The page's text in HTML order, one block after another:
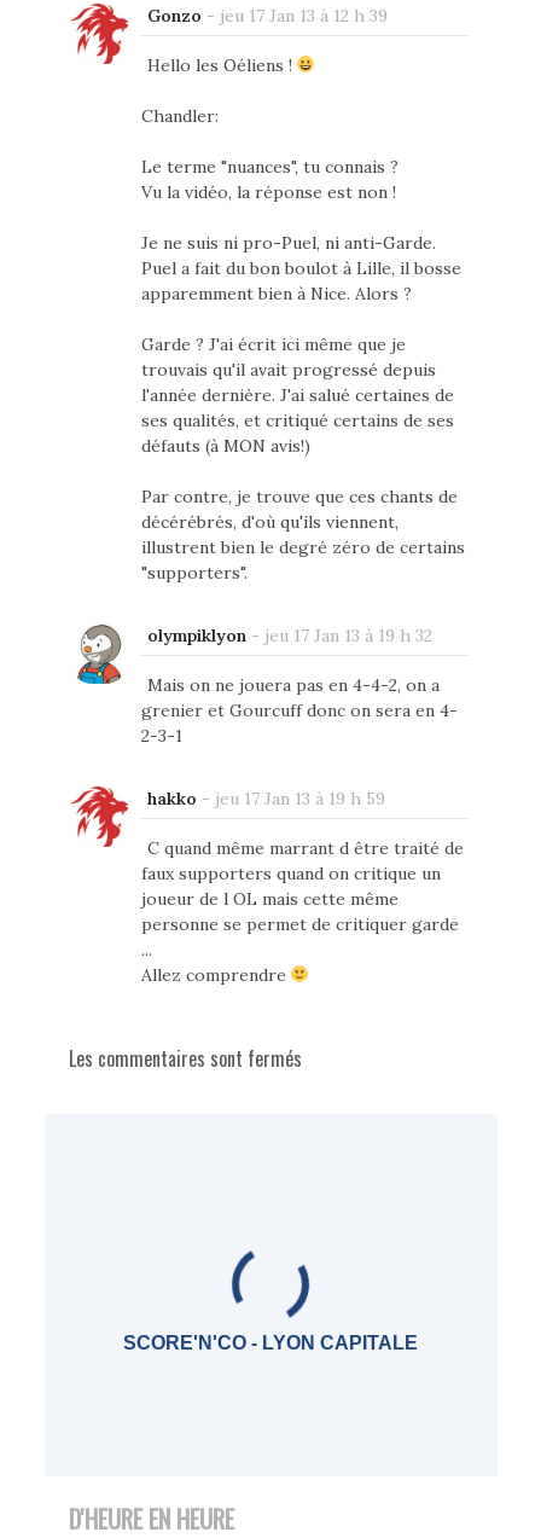
Gonzo - jeu 17 Jan 13 à 12 h 39
Hello les Oéliens !
Chandler:
Le terme "nuances", tu connais ?
Vu la vidéo, la réponse est non !
Je ne suis ni pro-Puel, ni anti-Garde.
Puel a fait du bon boulot à Lille, il bosse
apparemment bien à Nice. Alors ?
Garde ? J'ai écrit ici même que je
trouvais qu'il avait progressé depuis
l'année dernière. J'ai salué certaines de
ses qualités, et critiqué certains de ses
défauts (à MON avis!)
Par contre, je trouve que ces chants de
décérébrés, d'où qu'ils viennent,
illustrent bien le degré zéro de certains
"supporters".
olympiklyon- jeu 17 Jan 13 à 19 h 32
Mais on ne jouera pas en 4-4-2, on a
grenier et Gourcuff donc on sera en 4-
2-3-1
hakko - jeu 17 Jan 13 à 19 h 59
C quand même marrant d être traité de
faux supporters quand on critique un
joueur de l OL mais cette même
personne se permet de critiquer garde
...
Allez comprendre
Les commentaires sont fermés
SCORE'N'CO - LYON CAPITALE
D'HEURE EN HEURE